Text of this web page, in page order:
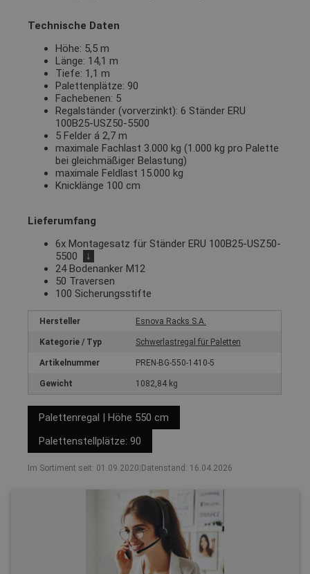
Technische Daten
Höhe: 5,5 m
Länge: 14,1 m
Tiefe: 1,1 m
Palettenplätze: 90
Fachebenen: 5
Regalständer (vorverzinkt): 6 Ständer ERU
100B25-USZ50-5500
5 Felder á 2,7 m
maximale Fachlast 3.000 kg (1.000 kg pro Palette
bei gleichmäßiger Belastung)
maximale Feldlast 15.000 kg
Knicklänge 100 cm
Lieferumfang
6x Montagesatz für Ständer ERU 100B25-USZ50-
5500
↓
24 Bodenanker M12
50 Traversen
100 Sicherungsstifte
Hersteller Esnova Racks S.A.
Kategorie / Typ Schwerlastregal für Paletten
Artikelnummer PREN-BG-550-1410-5
Gewicht 1082,84 kg
Palettenregal | Höhe 550 cm
Palettenstellplätze: 90
Im Sortiment seit: 01.09.2020 Datenstand: 16.04.2026